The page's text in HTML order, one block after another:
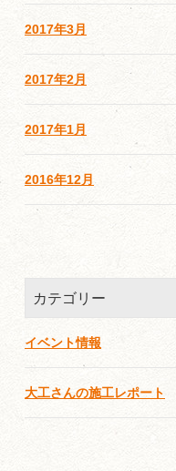
2017年3月
2017年2月
2017年1月
2016年12月
カテゴリー
イベント情報
大工さんの施工レポート